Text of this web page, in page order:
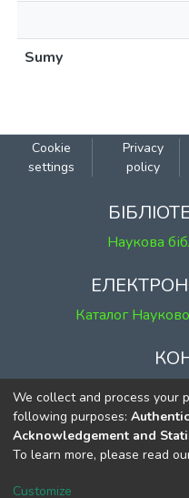
Sumy
Cookie
settings
Privacy
policy
Наукова
Каталог
м. Київ, вул.
к.
тел.
We collect and process your
following purposes:
Acknowledgement and
To learn more, please read
Customize